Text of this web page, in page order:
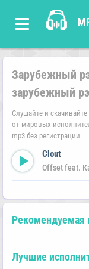
Зарубежный
зарубежный
Слушайте и
от мировых
mp3 без регистрации.
Clout
Offset feat.
Рекомендуемая
Лучшие